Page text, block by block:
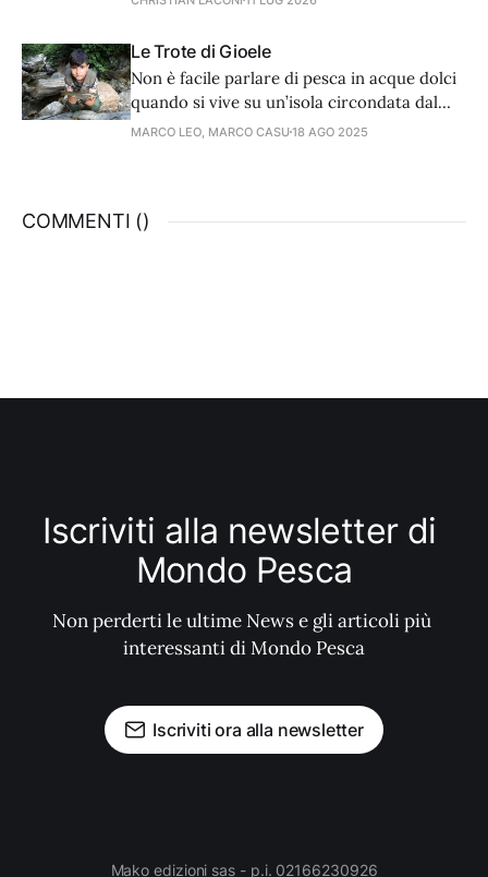
per la prima volta alla pesca con gli
artificiali.
Le Trote di Gioele
Non è facile parlare di pesca in acque dolci
quando si vive su un’isola circondata dal
mare. Ma se c’è una pesca che storicamente
MARCO LEO, MARCO CASU18 AGO 2025
COMMENTI ()
Iscriviti alla newsletter di
Mondo Pesca
Non perderti le ultime News e gli articoli più
interessanti di Mondo Pesca
Iscriviti ora alla newsletter
Mako edizioni sas - p.i. 02166230926